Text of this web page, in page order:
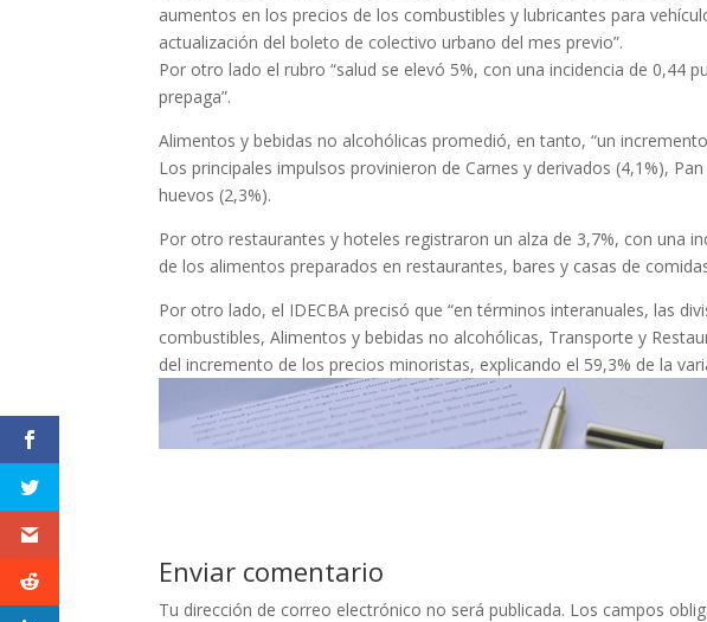
aumentos en los precios de los combustibles y lubricantes para
actualización del boleto de colectivo urbano del mes previo”.
Por otro lado el rubro “salud se elevó 5%, con una incidencia de 0,44
prepaga”.
Alimentos y bebidas no alcohólicas promedió, en tanto, “un
Los principales impulsos provinieron de Carnes y derivados (4,1%),
huevos (2,3%).
Por otro restaurantes y hoteles registraron un alza de 3,7%, con una
de los alimentos preparados en restaurantes, bares y casas de
Por otro lado, el IDECBA precisó que “en términos interanuales, las
combustibles, Alimentos y bebidas no alcohólicas, Transporte y
del incremento de los precios minoristas, explicando el 59,3% de la
Enviar comentario
Tu dirección de correo electrónico no será publicada. Los campos